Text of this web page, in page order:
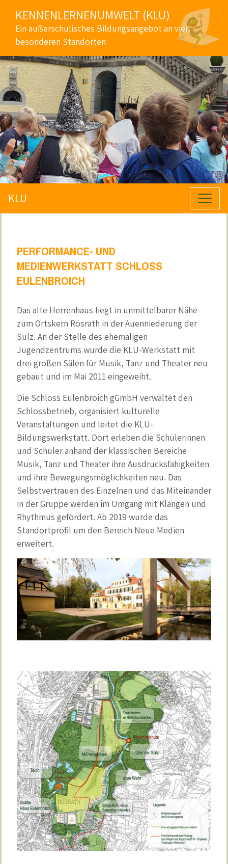
KENNENLERNENUMWELT (KLU)
Ein außerschulisches Bildungsangebot an vier
besonderen Standorten
KLU
PERFORMANCE- UND
MEDIENWERKSTATT SCHLOSS
EULENBROICH
Das alte Herrenhaus liegt in unmittelbarer Nähe
zum Ortskern Rösrath in der Auenniederung der
Sülz. An der Stelle des ehemaligen
Jugendzentrums wurde die KLU-Werkstatt mit
drei großen Sälen für Musik, Tanz und Theater neu
gebaut und im Mai 2011 eingeweiht.
Die Schloss Eulenbroich gGmbH verwaltet den
Schlossbetrieb, organisiert kulturelle
Veranstaltungen und leitet die KLU-
Bildungswerkstatt. Dort erleben die Schülerinnen
und Schüler anhand der klassischen Bereiche
Musik, Tanz und Theater ihre Ausdrucksfähigkeiten
und ihre Bewegungsmöglichkeiten neu. Das
Selbstvertrauen des Einzelnen und das Miteinander
in der Gruppe werden im Umgang mit Klängen und
Rhythmus gefördert. Ab 2019 wurde das
Standortprofil um den Bereich Neue Medien
erweitert.